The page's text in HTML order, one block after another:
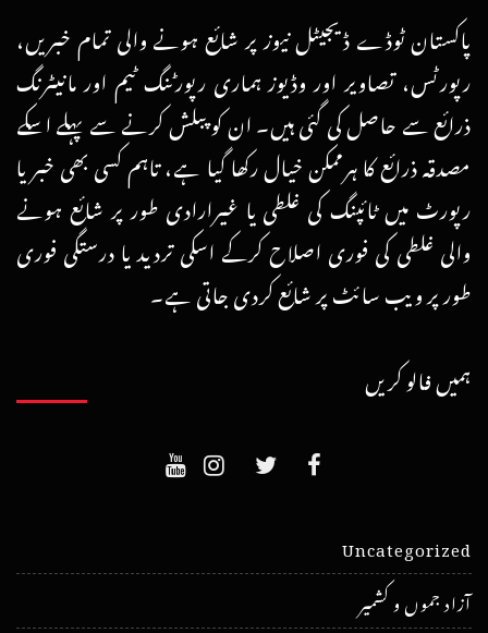
پاکستان ٹوڈے ڈیجیٹل نیوز پر شائع ہونے والی تمام خبریں،
رپورٹس، تصاویر اور وڈیوز ہماری رپورٹنگ ٹیم اور مانیٹرنگ
ذرائع سے حاصل کی گئی ہیں۔ ان کو پبلش کرنے سے پہلے اسکے
مصدقہ ذرائع کا ہرممکن خیال رکھا گیا ہے، تاہم کسی بھی خبر یا
رپورٹ میں ٹائپنگ کی غلطی یا غیرارادی طور پر شائع ہونے
والی غلطی کی فوری اصلاح کرکے اسکی تردید یا درستگی فوری
طور پر ویب سائٹ پر شائع کردی جاتی ہے۔
ہمیں فالو کریں
Uncategorized
آزاد جموں و کشمیر